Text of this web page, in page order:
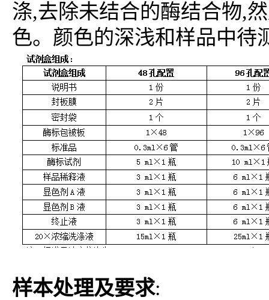
涤,去除未结合的酶结合物,
色。颜色的深浅和样品中待
样本处理及要求: